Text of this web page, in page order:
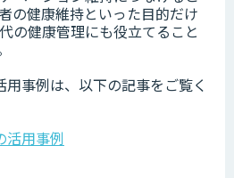
の健康維持といった目的だけ
の健康管理にも役立てること
事例は、以下の記事をご覧く
活用事例